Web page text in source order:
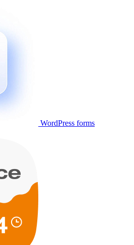
WordPress forms